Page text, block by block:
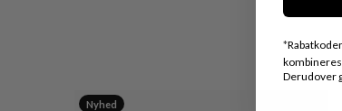
Nyhed
*
Derudover